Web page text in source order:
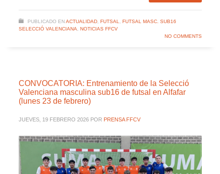
PUBLICADO EN ACTUALIDAD, FUTSAL, FUTSAL MASC. SUB16
SELECCIÓ VALENCIANA, NOTICIAS FFCV
NO COMMENTS
CONVOCATORIA: Entrenamiento de la Selecció
Valenciana masculina sub16 de futsal en Alfafar
(lunes 23 de febrero)
JUEVES, 19 FEBRERO 2026 POR PRENSA FFCV